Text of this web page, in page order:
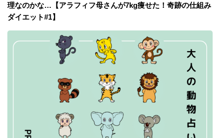
理なのかな…【アラフィフ母さんが7kg痩せた！奇跡の仕組み
ダイエット#1】